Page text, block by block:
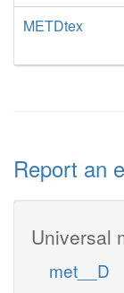
METDtex
Report an
Universal
met__D